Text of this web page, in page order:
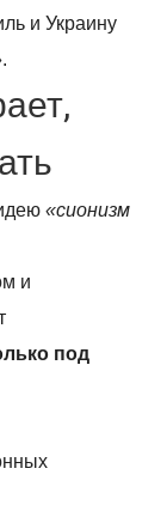
и Украину
«сионизм
и
под